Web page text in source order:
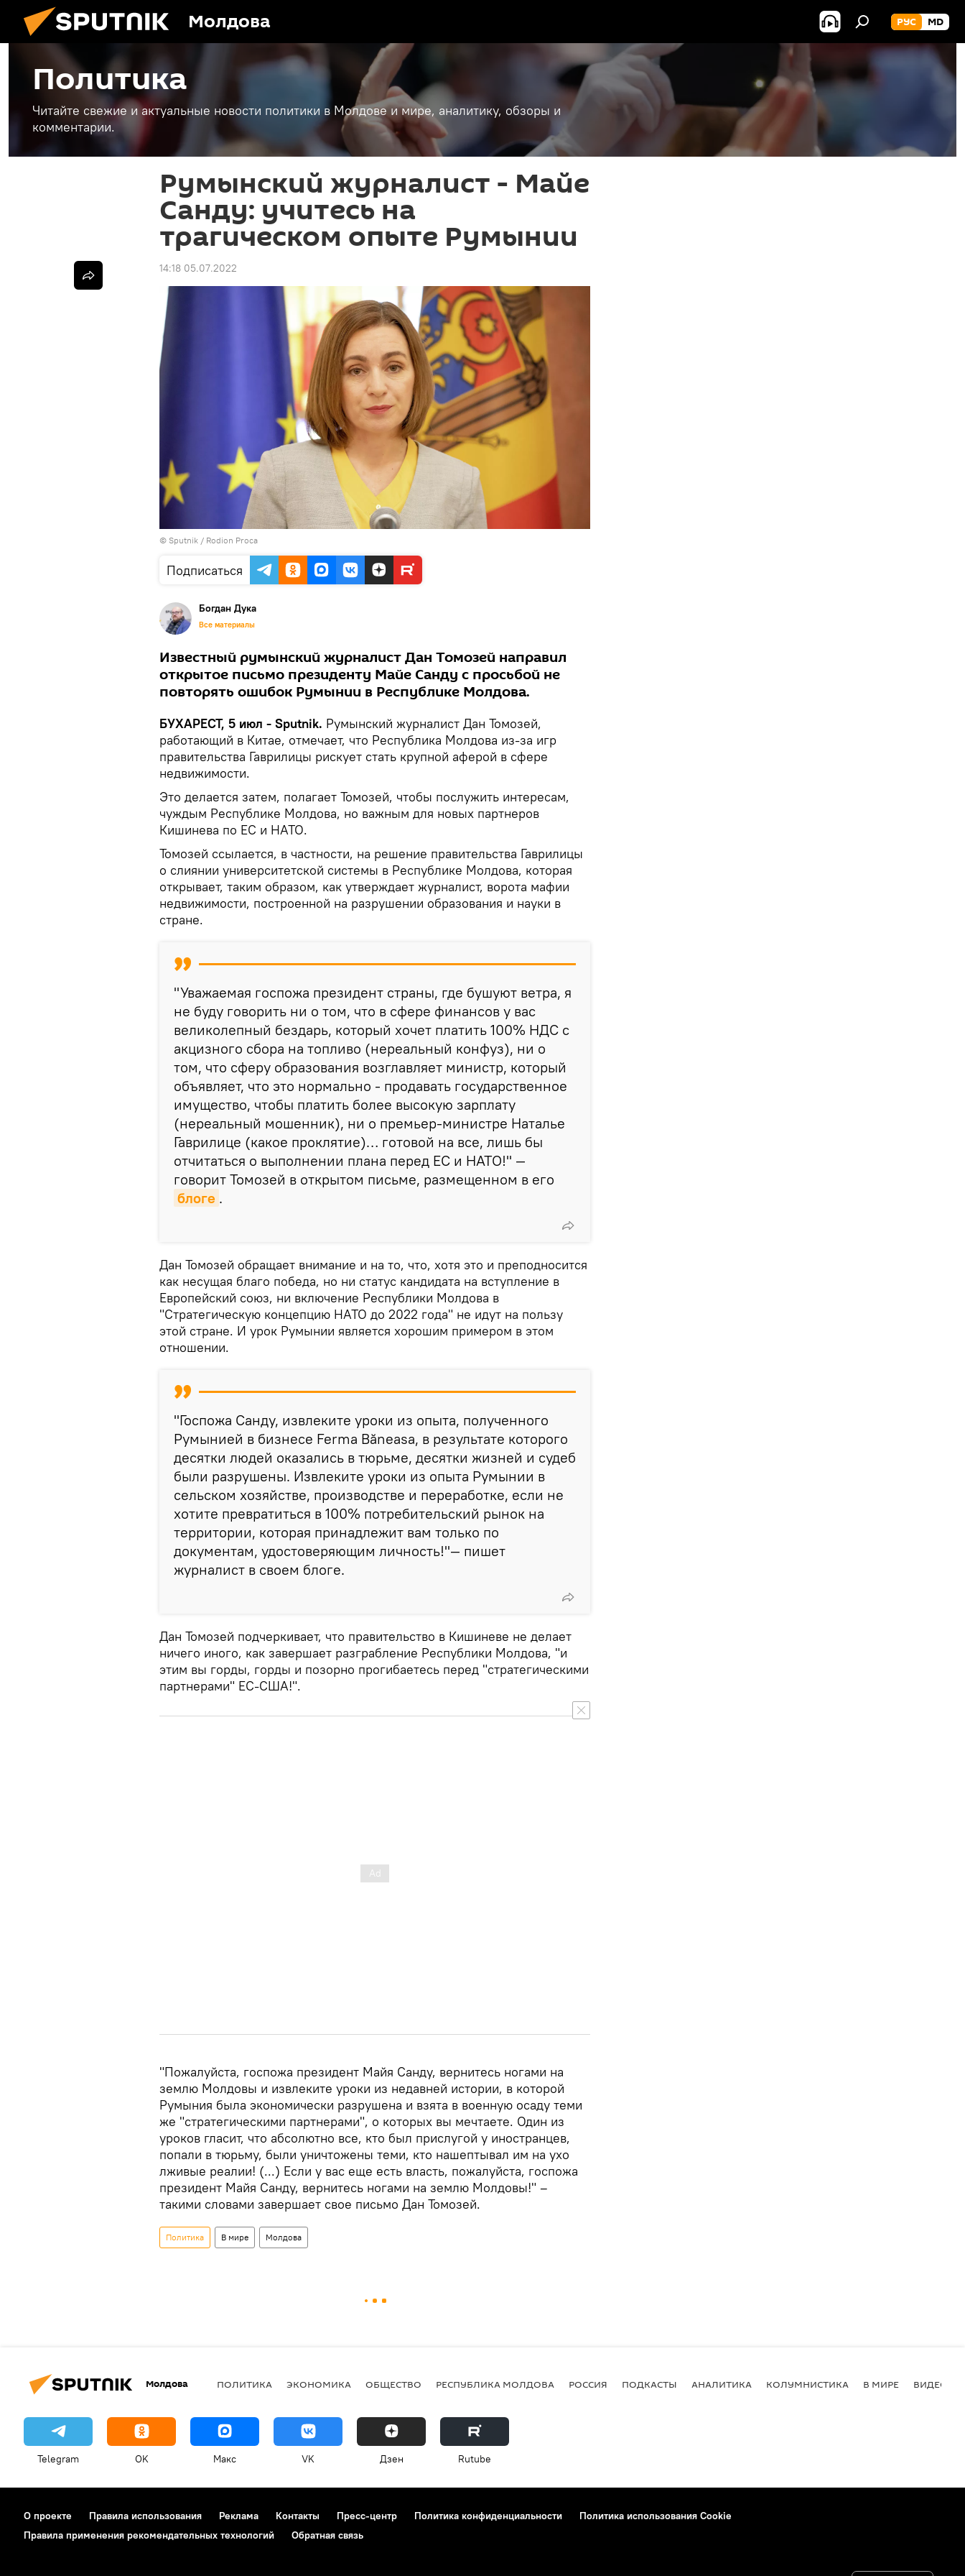
Молдова РУС MD
Политика
Читайте свежие и актуальные новости политики в Молдове и мире, аналитику, обзоры и
комментарии.
Румынский журналист - Майе
Санду: учитесь на
трагическом опыте Румынии
14:18 05.07.2022
© Sputnik / Rodion Proca
Подписаться
Богдан Дука
Все материалы
Известный румынский журналист Дан Томозей направил
открытое письмо президенту Майе Санду с просьбой не
повторять ошибок Румынии в Республике Молдова.
БУХАРЕСТ, 5 июл - Sputnik. Румынский журналист Дан Томозей,
работающий в Китае, отмечает, что Республика Молдова из-за игр
правительства Гаврилицы рискует стать крупной аферой в сфере
недвижимости.
Это делается затем, полагает Томозей, чтобы послужить интересам,
чуждым Республике Молдова, но важным для новых партнеров
Кишинева по ЕС и НАТО.
Томозей ссылается, в частности, на решение правительства Гаврилицы
о слиянии университетской системы в Республике Молдова, которая
открывает, таким образом, как утверждает журналист, ворота мафии
недвижимости, построенной на разрушении образования и науки в
стране.
"Уважаемая госпожа президент страны, где бушуют ветра, я
не буду говорить ни о том, что в сфере финансов у вас
великолепный бездарь, который хочет платить 100% НДС с
акцизного сбора на топливо (нереальный конфуз), ни о
том, что сферу образования возглавляет министр, который
объявляет, что это нормально - продавать государственное
имущество, чтобы платить более высокую зарплату
(нереальный мошенник), ни о премьер-министре Наталье
Гаврилице (какое проклятие)… готовой на все, лишь бы
отчитаться о выполнении плана перед ЕС и НАТО!" —
говорит Томозей в открытом письме, размещенном в его
блоге .
Дан Томозей обращает внимание и на то, что, хотя это и преподносится
как несущая благо победа, но ни статус кандидата на вступление в
Европейский союз, ни включение Республики Молдова в
"Стратегическую концепцию НАТО до 2022 года" не идут на пользу
этой стране. И урок Румынии является хорошим примером в этом
отношении.
"Госпожа Санду, извлеките уроки из опыта, полученного
Румынией в бизнесе Ferma Băneasa, в результате которого
десятки людей оказались в тюрьме, десятки жизней и судеб
были разрушены. Извлеките уроки из опыта Румынии в
сельском хозяйстве, производстве и переработке, если не
хотите превратиться в 100% потребительский рынок на
территории, которая принадлежит вам только по
документам, удостоверяющим личность!"— пишет
журналист в своем блоге.
Дан Томозей подчеркивает, что правительство в Кишиневе не делает
ничего иного, как завершает разграбление Республики Молдова, "и
этим вы горды, горды и позорно прогибаетесь перед "стратегическими
партнерами" ЕС-США!".
"Пожалуйста, госпожа президент Майя Санду, вернитесь ногами на
землю Молдовы и извлеките уроки из недавней истории, в которой
Румыния была экономически разрушена и взята в военную осаду теми
же "стратегическими партнерами", о которых вы мечтаете. Один из
уроков гласит, что абсолютно все, кто был прислугой у иностранцев,
попали в тюрьму, были уничтожены теми, кто нашептывал им на ухо
лживые реалии! (...) Если у вас еще есть власть, пожалуйста, госпожа
президент Майя Санду, вернитесь ногами на землю Молдовы!" –
такими словами завершает свое письмо Дан Томозей.
Политика В мире Молдова
Молдова ПОЛИТИКА ЭКОНОМИКА ОБЩЕСТВО РЕСПУБЛИКА МОЛДОВА РОССИЯ ПОДКАСТЫ АНАЛИТИКА КОЛУМНИСТИКА В МИРЕ ВИДЕО
Telegram OK Макс VK Дзен Rutube
О проекте Правила использования Реклама Контакты Пресс-центр Политика конфиденциальности
Политика использования Cookie
Правила применения рекомендательных технологий
Обратная связь